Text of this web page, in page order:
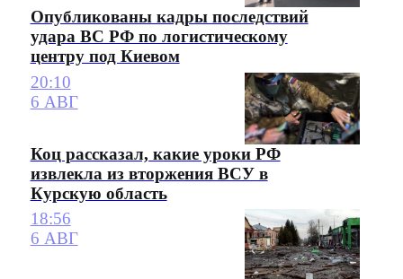
Опубликованы кадры последствий
удара ВС РФ по логистическому
центру под Киевом
20:10
6 АВГ
Коц рассказал, какие уроки РФ
извлекла из вторжения ВСУ в
Курскую область
18:56
6 АВГ